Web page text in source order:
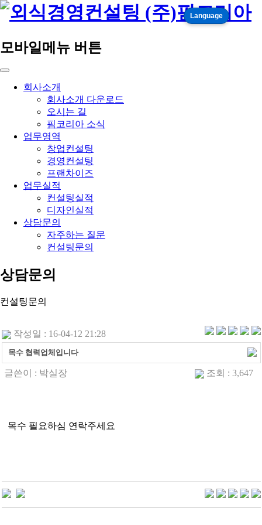
Language
모바일메뉴 버튼
회사소개
회사소개 다운로드
오시는 길
핌코리아 소식
업무영역
창업컨설팅
경영컨설팅
프랜차이즈
업무실적
컨설팅실적
디자인실적
상담문의
자주하는 질문
컨설팅문의
상담문의
컨설팅문의
작성일 : 16-04-12 21:28
목수 협력업체입니다
글쓴이 : 박실장 조회 : 3,647
목수 필요하심 연락주세요